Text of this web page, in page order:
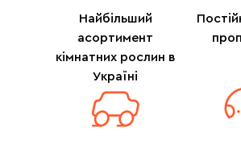
Найбільший
асортимент
кімнатних рослин в
Україні